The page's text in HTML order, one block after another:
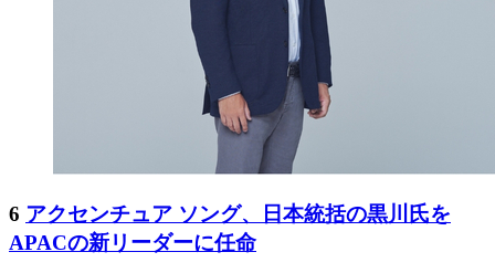
6 アクセンチュア ソング、日本統括の黒川氏を
APACの新リーダーに任命